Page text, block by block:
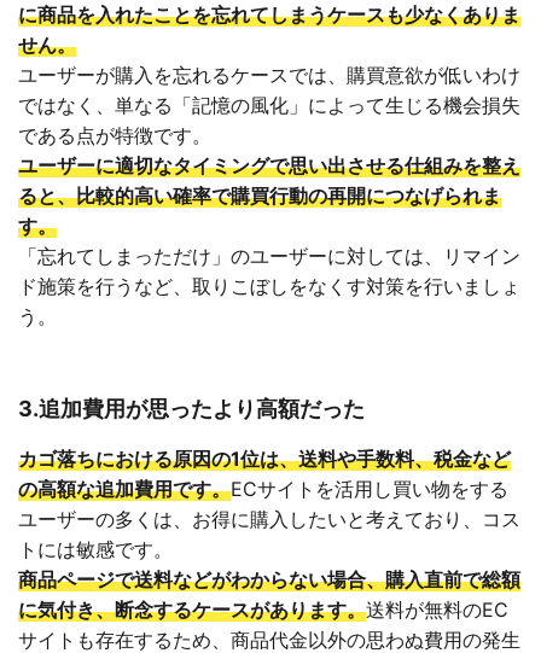
に商品を入れたことを忘れてしまうケースも少なくありま
せん。
ユーザーが購入を忘れるケースでは、購買意欲が低いわけ
ではなく、単なる「記憶の風化」によって生じる機会損失
である点が特徴です。
ユーザーに適切なタイミングで思い出させる仕組みを整え
ると、比較的高い確率で購買行動の再開につなげられま
す。
「忘れてしまっただけ」のユーザーに対しては、リマイン
ド施策を行うなど、取りこぼしをなくす対策を行いましょ
う。
3.追加費用が思ったより高額だった
カゴ落ちにおける原因の1位は、送料や手数料、税金など
の高額な追加費用です。ECサイトを活用し買い物をする
ユーザーの多くは、お得に購入したいと考えており、コス
トには敏感です。
商品ページで送料などがわからない場合、購入直前で総額
に気付き、断念するケースがあります。送料が無料のEC
サイトも存在するため、商品代金以外の思わぬ費用の発生